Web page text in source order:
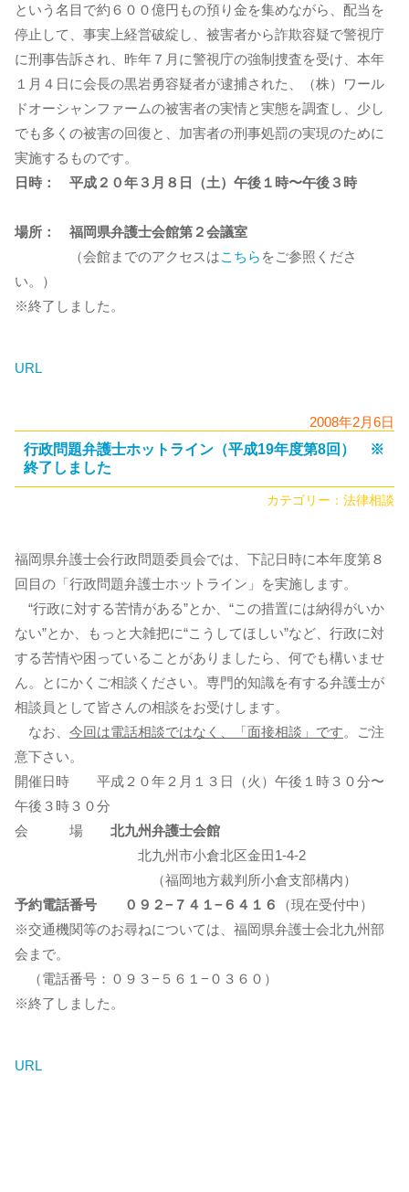
という名目で約６００億円もの預り金を集めながら、配当を
停止して、事実上経営破綻し、被害者から詐欺容疑で警視庁
に刑事告訴され、昨年７月に警視庁の強制捜査を受け、本年
１月４日に会長の黒岩勇容疑者が逮捕された、（株）ワール
ドオーシャンファームの被害者の実情と実態を調査し、少し
でも多くの被害の回復と、加害者の刑事処罰の実現のために
実施するものです。
日時： 平成２０年３月８日（土）午後１時〜午後３時
場所： 福岡県弁護士会館第２会議室
（会館までのアクセスはこちら をご参照くださ
い。）
※終了しました。
URL
2008年2月6日
行政問題弁護士ホットライン（平成19年度第8回） ※
終了しました
カテゴリー： 法律相談
福岡県弁護士会行政問題委員会では、下記日時に本年度第８
回目の「行政問題弁護士ホットライン」を実施します。
“行政に対する苦情がある”とか、“この措置には納得がいか
ない”とか、もっと大雑把に“こうしてほしい”など、行政に対
する苦情や困っていることがありましたら、何でも構いませ
ん。とにかくご相談ください。専門的知識を有する弁護士が
相談員として皆さんの相談をお受けします。
なお、 今回は電話相談ではなく、「面接相談」です。ご注
意下さい。
開催日時 平成２０年２月１３日（火）午後１時３０分〜
午後３時３０分
会 場 北九州弁護士会館
北九州市小倉北区金田1-4-2
（福岡地方裁判所小倉支部構内）
予約電話番号 ０９２−７４１−６４１６
（現在受付中）
※交通機関等のお尋ねについては、福岡県弁護士会北九州部
会まで。
（電話番号：０９３−５６１−０３６０）
※終了しました。
URL